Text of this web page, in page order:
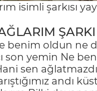
isimli şarkısı
benim oldun ne
son yemin Ne
sen
andı